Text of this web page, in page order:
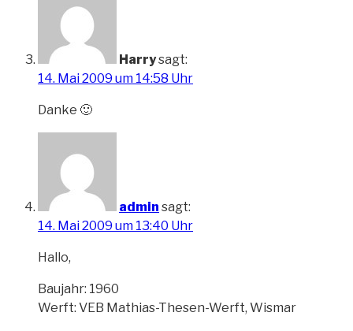
Harrysagt:
14. Mai 2009 um 14:58 Uhr
Danke 🙂
admin sagt:
14. Mai 2009 um 13:40 Uhr
Hallo,
Baujahr: 1960
Werft: VEB Mathias-Thesen-Werft, Wismar